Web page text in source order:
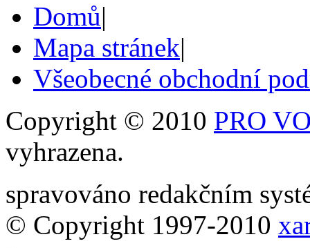
Domů|
Mapa stránek|
Všeobecné obchodní
Copyright © 2010 PRO
vyhrazena.
spravováno redakčním
© Copyright 1997-2010